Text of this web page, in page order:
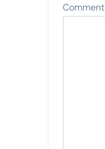
Comment